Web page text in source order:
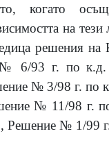
когато
на тези
решения на
№ 6/93 г. по
№ 3/98 г. по
№ 11/98 г.
Решение № 1/99